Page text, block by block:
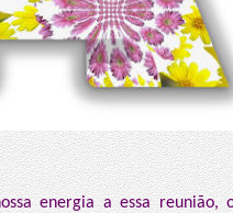
energia a essa reunião,